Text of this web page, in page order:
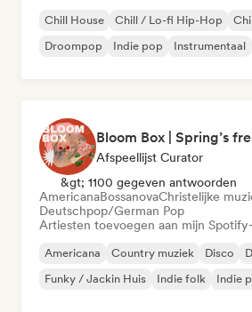
Chill House Chill / Lo-fi Hip-Hop
Droompop
Indie pop Instrumentaal
Bloom Box | Spring’s
Afspeellijst Curator
&gt; 1100 gegeven antwoorden
AmericanaBossanovaChristelijke
Deutschpop/German Pop
Artiesten toevoegen aan mijn
Americana Country muziek Disco
Funky / Jackin Huis
Indie folk Indie